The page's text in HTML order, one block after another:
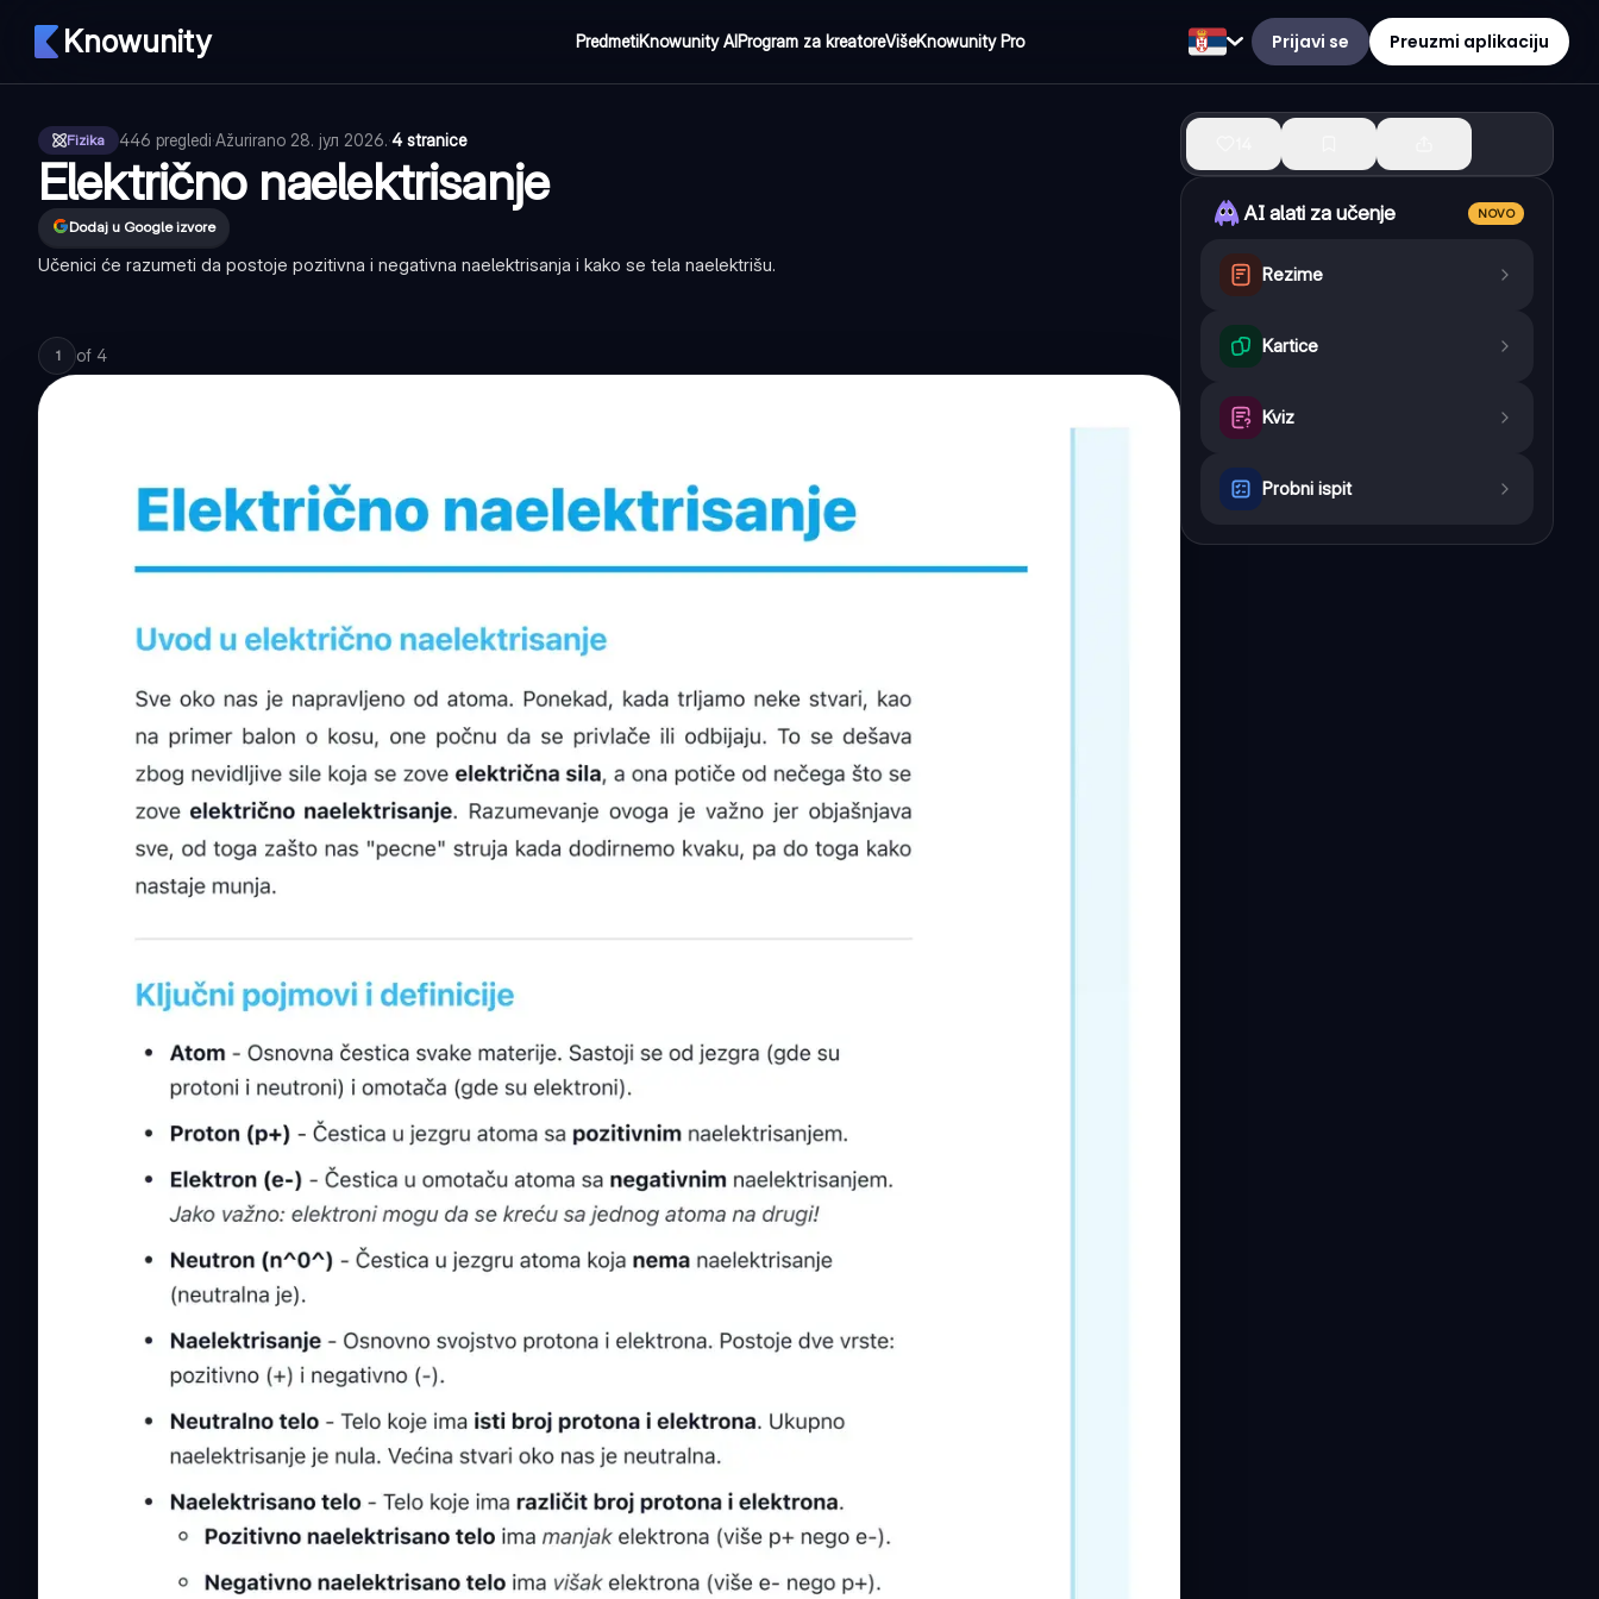
Knowunity PredmetiKnowunity AIProgram za kreatoreVišeKnowunity Pro Prijavi se Preuzmi aplikaciju
Fizika 446 pregledi·Ažurirano 28. јул 2026.·4 stranice
Električno naelektrisanje
Dodaj u Google izvore
Učenici će razumeti da postoje pozitivna i negativna naelektrisanja i kako se tela naelektrišu.
1 of 4
AI alati za učenje NOVO
Rezime
Kartice
Kviz
Probni ispit